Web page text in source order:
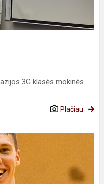
3G klasės mokinės
Plačiau